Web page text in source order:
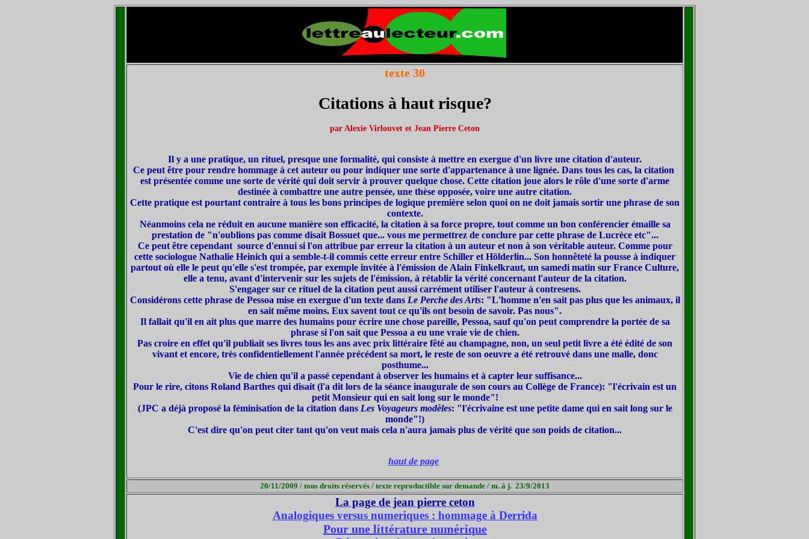
f
texte 30
Citations à haut risque?
par Alexie Virlouvet et Jean Pierre Ceton
Il y a une pratique, un rituel, presque une formalité, qui consiste à mettre en exergue d'un livre une citation d'auteur.
Ce peut être pour rendre hommage à cet auteur ou pour indiquer une sorte d'appartenance à une lignée. Dans tous les cas, la citation
est présentée comme une sorte de vérité qui doit servir à prouver quelque chose. Cette citation joue alors le rôle d'une sorte d'arme
destinée à combattre une autre pensée, une thèse opposée, voire une autre citation.
Cette pratique est pourtant contraire à tous les bons principes de logique première selon quoi on ne doit jamais sortir une phrase de son
contexte.
Néanmoins cela ne réduit en aucune manière son efficacité, la citation à sa force propre, tout comme un bon conférencier émaille sa
prestation de "n'oublions pas comme disait Bossuet que... vous me permettrez de conclure par cette phrase de Lucrèce etc"...
Ce peut être cependant source d'ennui si l'on attribue par erreur la citation à un auteur et non à son véritable auteur. Comme pour
cette sociologue Nathalie Heinich qui a semble-t-il commis cette erreur entre Schiller et Hölderlin... Son honnêteté la pousse à indiquer
partout où elle le peut qu'elle s'est trompée, par exemple invitée à l'émission de Alain Finkelkraut, un samedi matin sur France Culture,
elle a tenu, avant d'intervenir sur les sujets de l'émission, à rétablir la vérité concernant l'auteur de la citation.
S'engager sur ce rituel de la citation peut aussicarrément utiliser l'auteur à contresens.
Considérons cette phrase de Pessoa mise en exergue d'un texte dans Le Perche des Arts: "L'homme n'en sait pas plus que les animaux, il
en sait même moins. Eux savent tout ce qu'ils ont besoin de savoir. Pas nous".
Il fallait qu'il en ait plus que marre des humains pour écrire une chose pareille, Pessoa, sauf qu'on peut comprendre la portée de sa
phrase si l'on sait que Pessoa a eu une vraie vie de chien.
Pas croire en effet qu'il publiait ses livres tous les ans avec prix littéraire fêté au champagne, non, un seul petit livre a été édité de son
vivant et encore, très confidentiellement l'année précédent sa mort, le reste de son oeuvre a été retrouvé dans une malle, donc
posthume...
Vie de chien qu'il a passé cependant à observer les humains et à capter leur suffisance...
Pour le rire, citons Roland Barthes qui disait (l'a dit lors de la séance inaugurale de son cours au Collège de France): "l'écrivain est un
petit Monsieur qui en sait long sur le monde"!
(JPC a déjà proposé la féminisation de la citation dans Les Voyageurs modèles: "l'écrivaine est une petite dame qui en sait long sur le
monde"!)
C'est dire qu'on peut citer tant qu'on veut mais cela n'aura jamais plus de vérité que son poids de citation...
haut de page
20/11/2009 / tous droits réservés / texte reproductible sur demande / m. à j. 23/9/2013
La page de jean pierre ceton
Analogiques versus numeriques : hommage à Derrida
Pour une littérature numérique